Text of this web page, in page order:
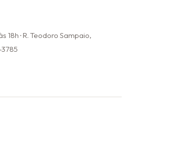
· R. Teodoro Sampaio,
3785